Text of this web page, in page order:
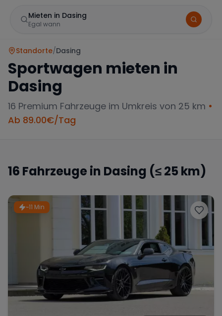
Mieten in Dasing
Egal wann
Ferrari
McLaren Ford Jaguar
Wann
Zeitraum wählen
Standorte/Dasing
Sportwagen mieten in
Dasing
16 Premium Fahrzeuge im Umkreis von 25 km •
Ab 89.00€/Tag
16 Fahrzeuge in Dasing (≤ 25 km)
~11 Min